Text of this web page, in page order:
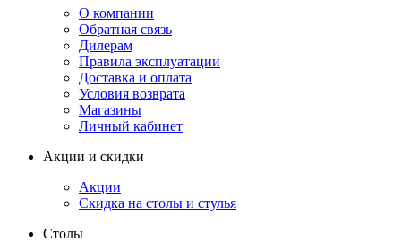
О компании
Обратная связь
Дилерам
Правила эксплуатации
Доставка и оплата
Условия возврата
Магазины
Личный кабинет
Акции и скидки
Акции
Скидка на столы и стулья
Столы